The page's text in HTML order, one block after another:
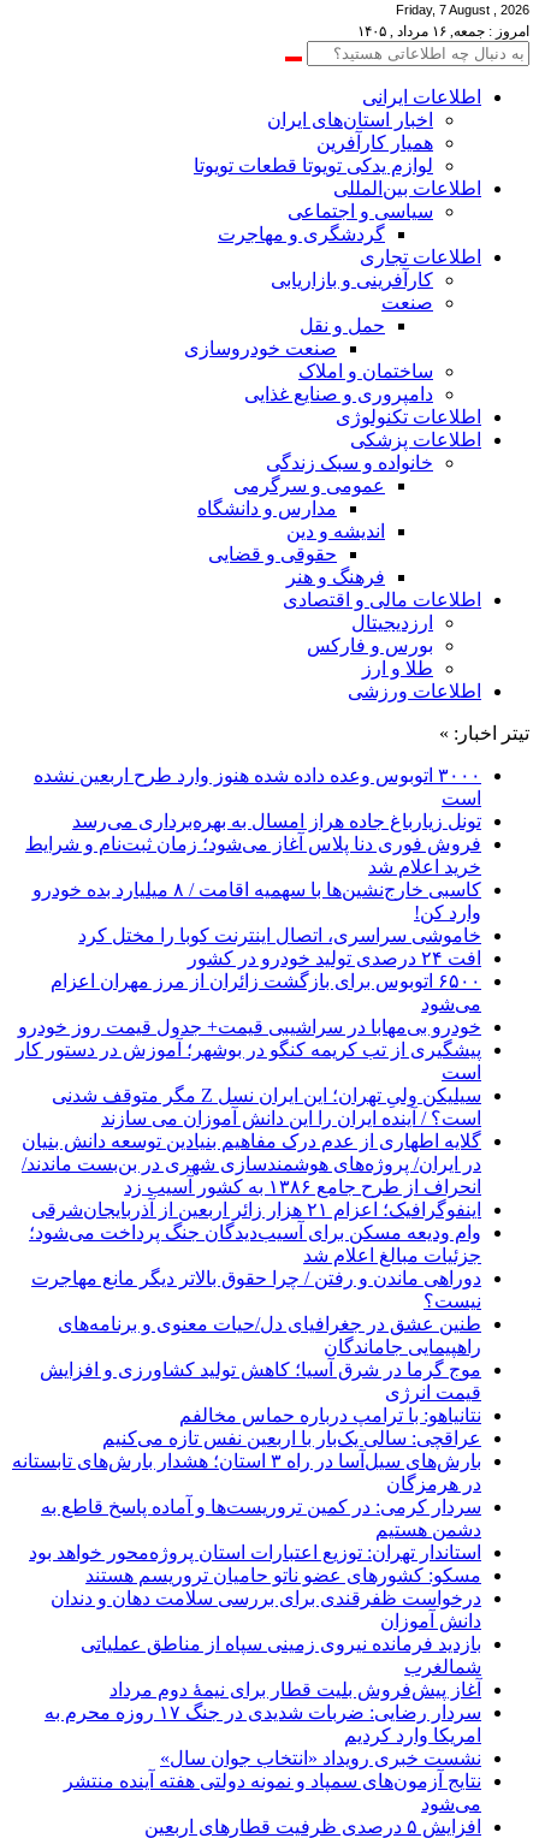
Friday, 7 August , 2026
امروز : جمعه, ۱۶ مرداد , ۱۴۰۵
اطلاعات‌ ‎ایرانی
اخبار استان‌های ایران
همیار کارآفرین
لوازم یدکی تویوتا قطعات تویوتا
اطلاعات بین‌المللی
سیاسی و اجتماعی
گردشگری و مهاجرت
اطلاعات تجاری
کارآفرینی و بازاریابی
صنعت
حمل و نقل
صنعت خودروسازی
ساختمان و املاک
دامپروری و صنایع غذایی
اطلاعات تکنولوژی
اطلاعات پزشکی
خانواده و سبک زندگی
عمومی و سرگرمی
مدارس و دانشگاه
اندیشه و دین
حقوقی و قضایی
فرهنگ و هنر
اطلاعات مالی و اقتصادی
ارزدیجیتال
بورس و فارکس
طلا و ارز
اطلاعات ورزشی
تیتر اخبار: »
۳۰۰۰ اتوبوس وعده داده شده هنوز وارد طرح اربعین نشده
است
تونل زیارباغ جاده هراز امسال به بهره‌برداری می‌رسد
فروش فوری دنا پلاس آغاز می‌شود؛ زمان ثبت‌نام و شرایط
خرید اعلام شد
کاسبی خارج‌نشین‌ها با سهمیه اقامت / ۸ میلیارد بده خودرو
وارد کن!
خاموشی سراسری، اتصال اینترنت کوبا را مختل کرد
افت ۲۴ درصدی تولید خودرو در کشور
۶۵۰۰ اتوبوس برای بازگشت زائران از مرز مهران اعزام
می‌شود
خودرو بی‌مهابا در سراشیبی قیمت+ جدول قیمت روز خودرو
پیشگیری از تب کریمه کنگو در بوشهر؛ آموزش در دستور کار
است
سیلیکن ولیِ تهران؛ این ایران نسل Z مگر متوقف شدنی
است؟ / آینده ایران را این دانش آموزان می سازند
گلایه اطهاری از عدم درک مفاهیم بنیادین توسعه دانش بنیان
در ایران/ پروژه‌های هوشمندسازی شهری در بن‌بست ماندند/
انحراف از طرح جامع ۱۳۸۶ به کشور آسیب زد
اینفوگرافیک؛ اعزام ۲۱ هزار زائر اربعین از آذربایجان‌شرقی
وام ودیعه مسکن برای آسیب‌دیدگان جنگ پرداخت می‌شود؛
جزئیات مبالغ اعلام شد
دوراهی ماندن و رفتن / چرا حقوق بالاتر دیگر مانع مهاجرت
نیست؟
طنین عشق در جغرافیای دل/حیات معنوی و برنامه‌های
راهپیمایی جاماندگان
موج گرما در شرق آسیا؛ کاهش تولید کشاورزی و افزایش
قیمت انرژی
نتانیاهو: با ترامپ درباره حماس مخالفم
عراقچی: سالی یک‌بار با اربعین نفس تازه می‌کنیم
بارش‌های سیل‌آسا در راه ۳ استان؛ هشدار بارش‌های تابستانه
در هرمزگان
سردار کرمی: در کمین تروریست‌ها و آماده پاسخ قاطع به
دشمن هستیم
استاندار تهران: توزیع اعتبارات استان پروژه‌محور خواهد بود
مسکو: کشورهای عضو ناتو حامیان تروریسم هستند
درخواست ظفرقندی برای بررسی سلامت دهان و دندان
دانش آموزان
بازدید فرمانده نیروی زمینی سپاه از مناطق عملیاتی
شمالغرب
آغاز پیش‌فروش بلیت قطار برای نیمۀ دوم مرداد
سردار رضایی: ضربات شدیدی در جنگ ۱۷ روزه محرم به
امریکا وارد کردیم
نشست خبری رویداد «انتخاب جوان سال»
نتایج آزمون‌های سمپاد و نمونه دولتی هفته آینده منتشر
می‌شود
افزایش ۵ درصدی ظرفیت قطارهای اربعین